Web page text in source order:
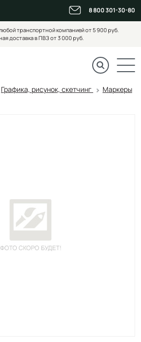
8 800 301-30-80
транспортной компанией от 5 900 руб.
доставка в ПВЗ от 3 000 руб.
Графика, рисунок, скетчинг
Маркеры